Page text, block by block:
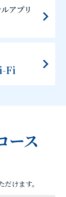
アプリ
Fi
ース
けます。